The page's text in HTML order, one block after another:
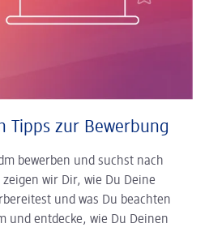
Tipps zur Bewerbung
bewerben und suchst nach
wir Dir, wie Du Deine
und was Du beachten
und entdecke, wie Du Deinen